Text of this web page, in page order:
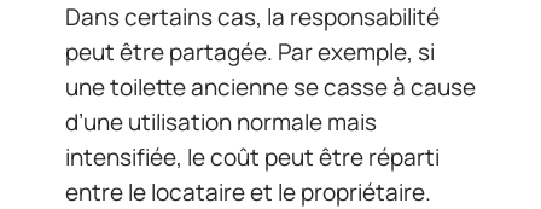
Dans certains cas, la responsabilité
peut être partagée. Par exemple, si
une toilette ancienne se casse à cause
d’une utilisation normale mais
intensifiée, le coût peut être réparti
entre le locataire et le propriétaire.